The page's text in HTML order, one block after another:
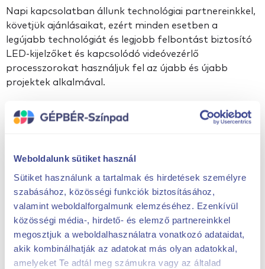
Weboldalunk sütiket használ
Sütiket használunk a tartalmak és hirdetések személyre
szabásához, közösségi funkciók biztosításához,
valamint weboldalforgalmunk elemzéséhez. Ezenkívül
közösségi média-, hirdető- és elemző partnereinkkel
megosztjuk a weboldalhasználatra vonatkozó adataidat,
akik kombinálhatják az adatokat más olyan adatokkal,
amelyeket Te adtál meg számukra vagy az általad
Napi kapcsolatban állunk technológiai partnereinkkel,
követjük ajánlásaikat, ezért minden esetben a
legújabb technológiát és legjobb felbontást biztosító
LED-kijelzőket és kapcsolódó videóvezérlő
processzorokat használjuk fel az újabb és újabb
projektek alkalmával.
Választhatsz fix telepítésű vagy bérelhető (rentál)
biztosítunk vagy technikai személyzet nélkül,
úgynevezett szárazbérlésként.
Értékesítéskor (fix telepítés esetén) a biztonságos
üzemeltetéshez szükséges minden tudást átadunk az
üzemeltető kollégák részére.